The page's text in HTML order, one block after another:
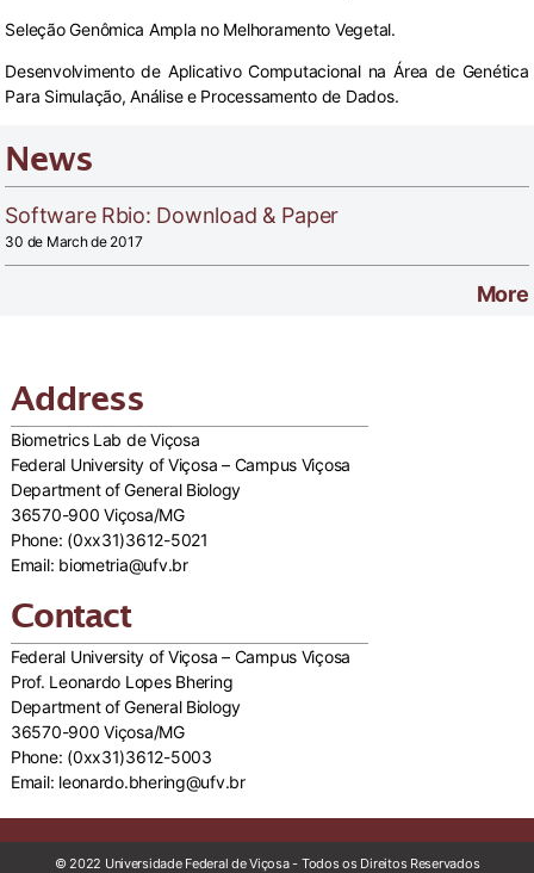
Seleção Genômica Ampla no Melhoramento Vegetal.
Desenvolvimento de Aplicativo Computacional na Área de Genética
Para Simulação, Análise e Processamento de Dados.
News
Software Rbio: Download & Paper
30 de March de 2017
More
Address
Biometrics Lab de Viçosa
Federal University of Viçosa – Campus Viçosa
Department of General Biology
36570-900 Viçosa/MG
Phone: (0xx31)3612-5021
Email: biometria@ufv.br
Contact
Federal University of Viçosa – Campus Viçosa
Prof. Leonardo Lopes Bhering
Department of General Biology
36570-900 Viçosa/MG
Phone: (0xx31)3612-5003
Email: leonardo.bhering@ufv.br
© 2022 Universidade Federal de Viçosa - Todos os Direitos Reservados